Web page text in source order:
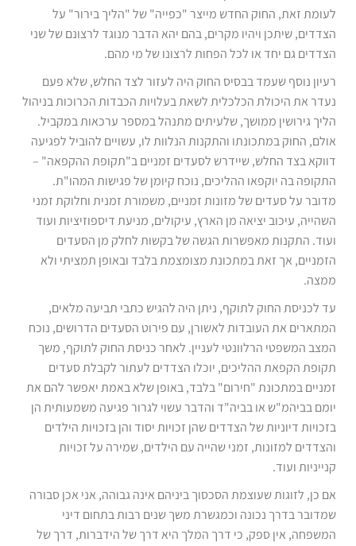
לעומת זאת, החוק החדש מייצר "כפייה" של "הליך בירור" על
הצדדים, שיתכן ויהיו מקרים, בהם יהא הדבר מנוגד לרצונם של שני
הצדדים גם יחד או לכל הפחות לרצונו של מי מהם.
רעיון נוסף שעמד בבסיס החוק היה לעזור לצד החלש, שלא פעם
נעדר את היכולת הכלכלית לשאת בעלויות הכבדות הכרוכות בניהול
הליך גירושין ממושך, שלעיתים מתנהל במספר ערכאות במקביל.
אולם, החוק במתכונתו והתקנות הנלוות לו, עשויים להוביל לפגיעה
דווקא בצד החלש, שיידרש לסעדים זמניים ב"תקופת ההקפאה" –
התקופה בה יוקפאו ההליכים, נוכח קיומן של פגישות המהו"ת.
מדובר על סעדים של מזונות זמניים, משמורת זמנית וחלוקת זמני
השהייה, עיכוב יציאה מן הארץ, עיקולים, מניעת דיספוזיציות ועוד
ועוד. התקנות מאפשרות הגשה של בקשות לחלק מן הסעדים
הזמניים, אך זאת במתכונת מצומצמת בלבד ובאופן תמציתי ולא
ממצה.
עד לכניסת החוק לתוקף, ניתן היה להגיש כתבי תביעה מלאים,
המתארים את העובדות לאשורן, עם פירוט הסעדים הדרושים, נוכח
המצב המשפטי הרלוונטי לעניין. לאחר כניסת החוק לתוקף, משך
תקופת הקפאת ההליכים, יוכלו הצדדים לעתור לקבלת סעדים
זמניים במתכונת "חירום" בלבד, באופן שלא באמת יאפשר להם את
יומם בביהמ"ש או בביה"ד והדבר עשוי לגרור פגיעה משמעותית הן
בזכויות דיוניות של הצדדים שהן זכויות יסוד והן בזכויות הילדים
והצדדים למזונות, זמני שהייה עם הילדים, שמירה על זכויות
קנייניות ועוד.
אם כן, לזוגות שעוצמת הסכסוך ביניהם אינה גבוהה, אני אכן סבורה
שמדובר בדרך נכונה וכמגשרת משך שנים רבות בתחום דיני
המשפחה, אין ספק, כי דרך המלך היא דרך של הידברות, דרך של